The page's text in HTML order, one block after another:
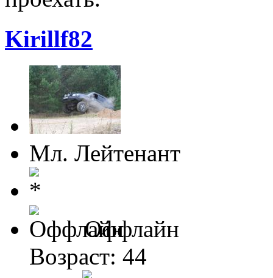
Kirillf82
Мл. Лейтенант
Оффлайн
Возраст: 44